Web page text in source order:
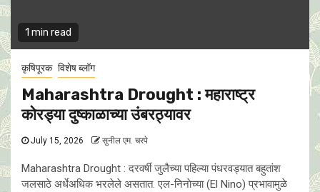
1 min read
कृषिपूरक विशेष ब्लॉग
Maharashtra Drought : महाराष्ट्र
काेरड्या दुष्काळाच्या उंबरठ्यावर
July 15, 2026 सुनील एम. चरपे
Maharashtra Drought : दरवर्षी जुलैच्या पहिल्या पंधरवड्यात बहुतांश
जलसाठे अर्धेअधिक भरलेले असतात. एल-निनाेच्या (El Nino) प्रभावामुळे